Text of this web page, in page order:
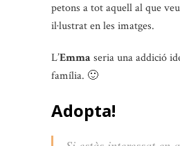
petons a tot aquell al que
il·lustrat en les imatges.
L’Emma seria una addició
família. 🙂
Adopta!